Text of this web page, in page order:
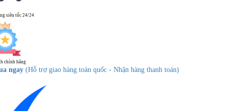
siêu tốc 24/24
chính hãng
ngay (Hỗ trợ giao hàng toàn quốc - Nhận hàng thanh toán)